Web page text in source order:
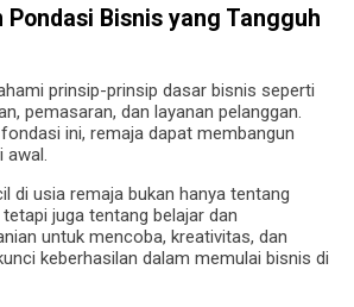
Pondasi Bisnis yang Tangguh
prinsip-prinsip dasar bisnis seperti
pemasaran, dan layanan pelanggan.
ini, remaja dapat membangun
awal.
di usia remaja bukan hanya tentang
juga tentang belajar dan
untuk mencoba, kreativitas, dan
keberhasilan dalam memulai bisnis di